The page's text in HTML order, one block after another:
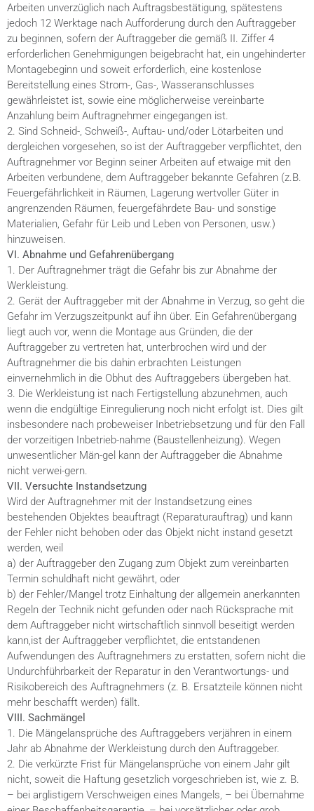
Arbeiten unverzüglich nach Auftragsbestätigung, spätestens
jedoch 12 Werktage nach Aufforderung durch den Auftraggeber
zu beginnen, sofern der Auftraggeber die gemäß II. Ziffer 4
erforderlichen Genehmigungen beigebracht hat, ein ungehinderter
Montagebeginn und soweit erforderlich, eine kostenlose
Bereitstellung eines Strom-, Gas-, Wasseranschlusses
gewährleistet ist, sowie eine möglicherweise vereinbarte
Anzahlung beim Auftragnehmer eingegangen ist.
2. Sind Schneid-, Schweiß-, Auftau- und/oder Lötarbeiten und
dergleichen vorgesehen, so ist der Auftraggeber verpflichtet, den
Auftragnehmer vor Beginn seiner Arbeiten auf etwaige mit den
Arbeiten verbundene, dem Auftraggeber bekannte Gefahren (z.B.
Feuergefährlichkeit in Räumen, Lagerung wertvoller Güter in
angrenzenden Räumen, feuergefährdete Bau- und sonstige
Materialien, Gefahr für Leib und Leben von Personen, usw.)
hinzuweisen.
VI. Abnahme und Gefahrenübergang
1. Der Auftragnehmer trägt die Gefahr bis zur Abnahme der
Werkleistung.
2. Gerät der Auftraggeber mit der Abnahme in Verzug, so geht die
Gefahr im Verzugszeitpunkt auf ihn über. Ein Gefahrenübergang
liegt auch vor, wenn die Montage aus Gründen, die der
Auftraggeber zu vertreten hat, unterbrochen wird und der
Auftragnehmer die bis dahin erbrachten Leistungen
einvernehmlich in die Obhut des Auftraggebers übergeben hat.
3. Die Werkleistung ist nach Fertigstellung abzunehmen, auch
wenn die endgültige Einregulierung noch nicht erfolgt ist. Dies gilt
insbesondere nach probeweiser Inbetriebsetzung und für den Fall
der vorzeitigen Inbetrieb-nahme (Baustellenheizung). Wegen
unwesentlicher Män-gel kann der Auftraggeber die Abnahme
nicht verwei-gern.
VII. Versuchte Instandsetzung
Wird der Auftragnehmer mit der Instandsetzung eines
bestehenden Objektes beauftragt (Reparaturauftrag) und kann
der Fehler nicht behoben oder das Objekt nicht instand gesetzt
werden, weil
a) der Auftraggeber den Zugang zum Objekt zum vereinbarten
Termin schuldhaft nicht gewährt, oder
b) der Fehler/Mangel trotz Einhaltung der allgemein anerkannten
Regeln der Technik nicht gefunden oder nach Rücksprache mit
dem Auftraggeber nicht wirtschaftlich sinnvoll beseitigt werden
kann,ist der Auftraggeber verpflichtet, die entstandenen
Aufwendungen des Auftragnehmers zu erstatten, sofern nicht die
Undurchführbarkeit der Reparatur in den Verantwortungs- und
Risikobereich des Auftragnehmers (z. B. Ersatzteile können nicht
mehr beschafft werden) fällt.
VIII. Sachmängel
1. Die Mängelansprüche des Auftraggebers verjähren in einem
Jahr ab Abnahme der Werkleistung durch den Auftraggeber.
2. Die verkürzte Frist für Mängelansprüche von einem Jahr gilt
nicht, soweit die Haftung gesetzlich vorgeschrieben ist, wie z. B.
– bei arglistigem Verschweigen eines Mangels, – bei Übernahme